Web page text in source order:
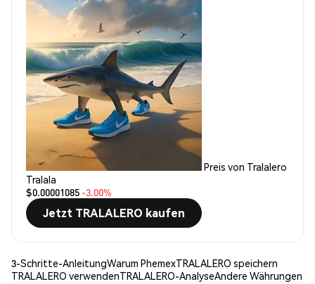
Preis von Tralalero
Tralala
$0.00001085 -3.00%
Jetzt TRALALERO kaufen
3-Schritte-AnleitungWarum PhemexTRALALERO speichern
TRALALERO verwendenTRALALERO-AnalyseAndere Währungen